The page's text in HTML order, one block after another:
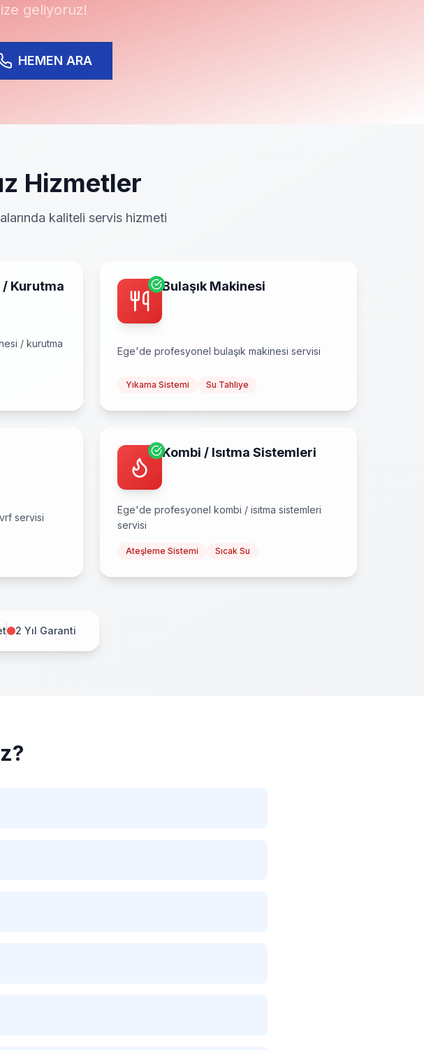
geliyoruz!
HEMEN ARA
Hizmetler
kaliteli servis hizmeti
/ Kurutma
/ kurutma
Bulaşık Makinesi
Ege'de profesyonel bulaşık makinesi servisi
Yıkama Sistemi Su Tahliye
servisi
Kombi / Isıtma Sistemleri
Ege'de profesyonel kombi / isıtma sistemleri
servisi
Ateşleme Sistemi Sıcak Su
2 Yıl Garanti